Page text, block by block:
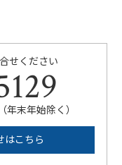
せください
年末年始除く）
はこちら